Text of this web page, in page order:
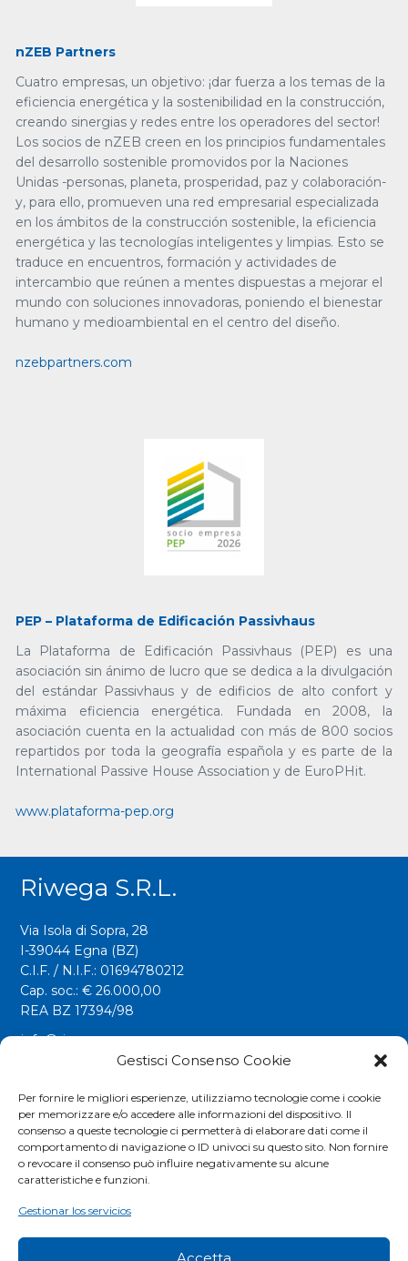
Gestisci Consenso Cookie
Per fornire le migliori esperienze, utilizziamo tecnologie come i cookie
per memorizzare e/o accedere alle informazioni del dispositivo. Il
consenso a queste tecnologie ci permetterà di elaborare dati come il
comportamento di navigazione o ID univoci su questo sito. Non fornire
o revocare il consenso può influire negativamente su alcune
caratteristiche e funzioni.
Gestionar los servicios
Accetta
nZEB Partners
Cuatro empresas, un objetivo: ¡dar fuerza a los temas de la
eficiencia energética y la sostenibilidad en la construcción,
creando sinergias y redes entre los operadores del sector!
Los socios de nZEB creen en los principios fundamentales
del desarrollo sostenible promovidos por la Naciones
Unidas -personas, planeta, prosperidad, paz y colaboración-
y, para ello, promueven una red empresarial especializada
en los ámbitos de la construcción sostenible, la eficiencia
energética y las tecnologías inteligentes y limpias. Esto se
traduce en encuentros, formación y actividades de
intercambio que reúnen a mentes dispuestas a mejorar el
mundo con soluciones innovadoras, poniendo el bienestar
humano y medioambiental en el centro del diseño.
nzebpartners.com
PEP – Plataforma de Edificación Passivhaus
La Plataforma de Edificación Passivhaus (PEP) es una
asociación sin ánimo de lucro que se dedica a la divulgación
del estándar Passivhaus y de edificios de alto confort y
máxima eficiencia energética. Fundada en 2008, la
asociación cuenta en la actualidad con más de 800 socios
repartidos por toda la geografía española y es parte de la
International Passive House Association y de EuroPHit.
www.plataforma-pep.org
Riwega S.r.l.
Via Isola di Sopra, 28
I-39044 Egna (BZ)
C.I.F. / N.I.F.: 01694780212
Cap. soc.: € 26.000,00
REA BZ 17394/98
info@riwega.com
riwega@legalmail.it
Fax. +39 0471 827555
Social